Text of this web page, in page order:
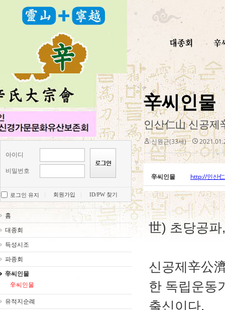
아이디
비밀번호
로그인 유지 회원가입 ID/PW 찾기
홈
대종회
득성시조
파종회
辛씨인물
辛씨인물
유적지순례
辛씨인물
인산仁山 신공제
신원근(33세)
辛씨인물 http://인산
<
世) 초당공
신공제辛公
한 독립운동
출신이다.